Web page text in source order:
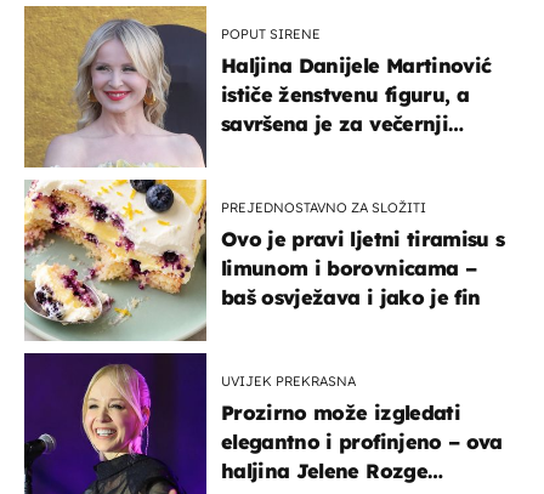
POPUT SIRENE
Haljina Danijele Martinović
ističe ženstvenu figuru, a
savršena je za večernji
PREJEDNOSTAVNO ZA SLOŽITI
Ovo je pravi ljetni tiramisu s
limunom i borovnicama –
baš osvježava i jako je fin
UVIJEK PREKRASNA
Prozirno može izgledati
elegantno i profinjeno – ova
haljina Jelene Rozge